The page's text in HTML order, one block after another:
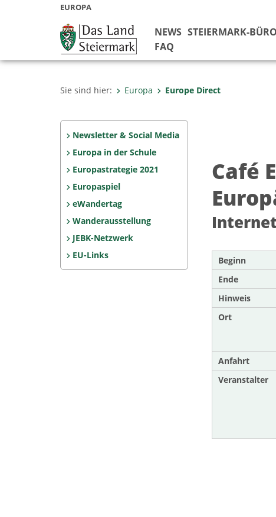
EUROPA
NEWS STEIERMARK-BÜRO
FAQ
Sie sind hier: Europa Europe Direct
Newsletter & Social Media
Europa in der Schule
Europastrategie 2021
Europaspiel
eWandertag
Wanderausstellung
JEBK-Netzwerk
EU-Links
Café
Beginn
Ende
Hinweis
Ort
Anfahrt
Veranstalter